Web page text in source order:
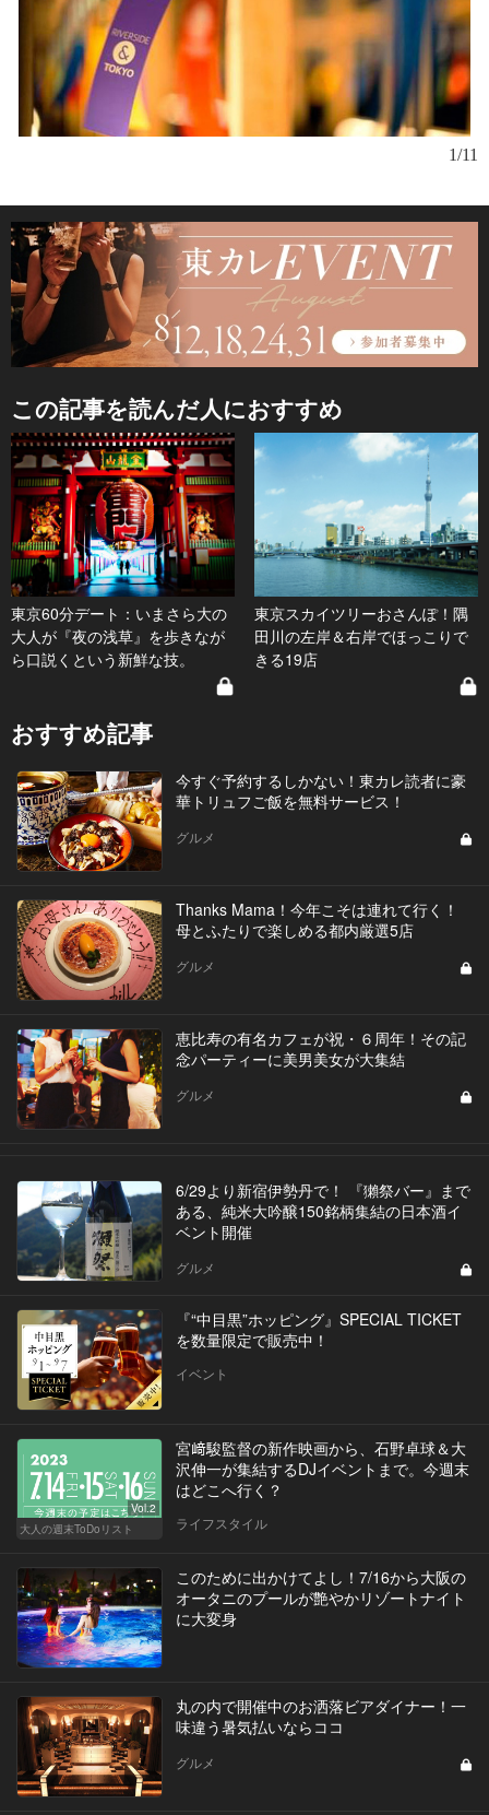
約
1/11
この記事を読んだ人におすすめ
東京60分デート：いまさら大の
大人が『夜の浅草』を歩きなが
ら口説くという新鮮な技。
東京スカイツリーおさんぽ！隅
田川の左岸＆右岸でほっこりで
きる19店
おすすめ記事
今すぐ予約するしかない！東カレ読者に豪
華トリュフご飯を無料サービス！
グルメ
Thanks Mama！今年こそは連れて行く！
母とふたりで楽しめる都内厳選5店
グルメ
恵比寿の有名カフェが祝・６周年！その記
念パーティーに美男美女が大集結
グルメ
6/29より新宿伊勢丹で！ 『獺祭バー』まで
ある、純米大吟醸150銘柄集結の日本酒イ
ベント開催
グルメ
『“中目黒”ホッピング』SPECIAL TICKET
を数量限定で販売中！
イベント
Vol.2
大人の週末ToDoリスト
宮﨑駿監督の新作映画から、石野卓球＆大
沢伸一が集結するDJイベントまで。今週末
はどこへ行く？
ライフスタイル
このために出かけてよし！7/16から大阪の
オータニのプールが艶やかリゾートナイト
に大変身
丸の内で開催中のお洒落ビアダイナー！一
味違う暑気払いならココ
グルメ